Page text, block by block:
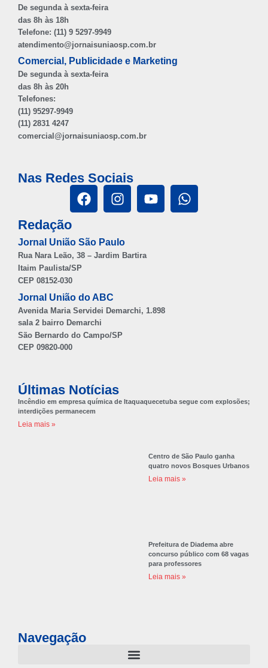
De segunda à sexta-feira
das 8h às 18h
Telefone: (11) 9 5297-9949
atendimento@jornaisuniaosp.com.br
Comercial, Publicidade e Marketing
De segunda à sexta-feira
das 8h às 20h
Telefones:
(11) 95297-9949
(11) 2831 4247
comercial@jornaisuniaosp.com.br
Nas Redes Sociais
Redação
Jornal União São Paulo
Rua Nara Leão, 38 – Jardim Bartira
Itaim Paulista/SP
CEP 08152-030
Jornal União do ABC
Avenida Maria Servidei Demarchi, 1.898
sala 2 bairro Demarchi
São Bernardo do Campo/SP
CEP 09820-000
Últimas Notícias
Incêndio em empresa química de Itaquaquecetuba segue com explosões;
interdições permanecem
Leia mais »
Centro de São Paulo ganha
quatro novos Bosques Urbanos
Leia mais »
Prefeitura de Diadema abre
concurso público com 68 vagas
para professores
Leia mais »
Navegação